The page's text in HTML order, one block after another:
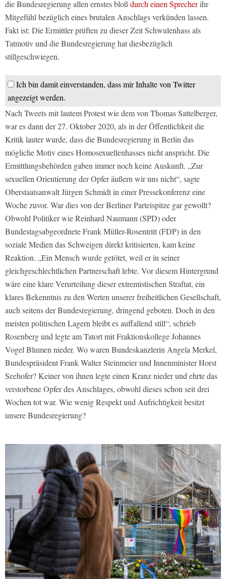
die Bundesregierung allen ernstes bloßdurch einen Sprecherihr
Mitgefühl bezüglich eines brutalen Anschlags verkünden lassen.
Fakt ist: Die Ermittler prüften zu dieser Zeit Schwulenhass als
Tatmotiv und die Bundesregierung hat diesbezüglich
stillgeschwiegen.
Ich bin damit einverstanden, dass mir Inhalte von Twitter
angezeigt werden.
Nach Tweets mit lautem Protest wie dem von Thomas Sattelberger,
war es dann der 27. Oktober 2020, als in der Öffentlichkeit die
Kritik lauter wurde, dass die Bundesregierung in Berlin das
mögliche Motiv eines Homosexuellenhasses nicht anspricht. Die
Ermittlungsbehörden gaben immer noch keine Auskunft. „Zur
sexuellen Orientierung der Opfer äußern wir uns nicht“, sagte
Oberstaatsanwalt Jürgen Schmidt in einer Pressekonferenz eine
Woche zuvor. War dies von der Berliner Parteispitze gar gewollt?
Obwohl Politiker wie Reinhard Naumann (SPD) oder
Bundestagsabgeordnete Frank Müller-Rosentritt (FDP) in den
soziale Medien das Schweigen direkt kritisierten, kam keine
Reaktion. „Ein Mensch wurde getötet, weil er in seiner
gleichgeschlechtlichen Partnerschaft lebte. Vor diesem Hintergrund
wäre eine klare Verurteilung dieser extremistischen Straftat, ein
klares Bekenntnis zu den Werten unserer freiheitlichen Gesellschaft,
auch seitens der Bundesregierung, dringend geboten. Doch in den
meisten politischen Lagern bleibt es auffallend still“, schrieb
Rosenberg und legte am Tatort mit Fraktionskollege Johannes
Vogel Blumen nieder. Wo waren Bundeskanzlerin Angela Merkel,
Bundespräsident Frank Walter Steinmeier und Innenminister Horst
Seehofer? Keiner von ihnen legte einen Kranz nieder und ehrte das
verstorbene Opfer des Anschlages, obwohl dieses schon seit drei
Wochen tot war. Wie wenig Respekt und Aufrichtigkeit besitzt
unsere Bundesregierung?